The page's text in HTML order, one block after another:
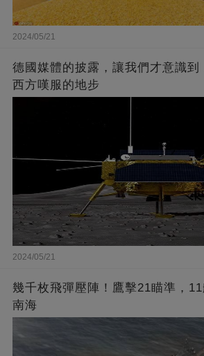
2024/05/21
德國媒體的披露，讓我們才意識到
西方嘆服的地步
2024/05/21
幾千枚飛彈壓陣！鷹擊21瞄準，
南海